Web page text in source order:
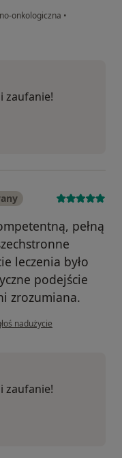
onkologiczna •
zaufanie!
pełną
leczenia było
podejście
zrozumiana.
użytkownika K
nadużycie
zaufanie!